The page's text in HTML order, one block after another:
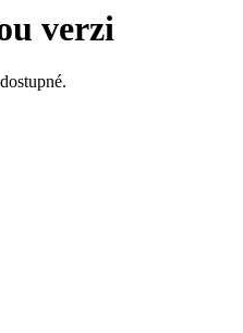
verzi